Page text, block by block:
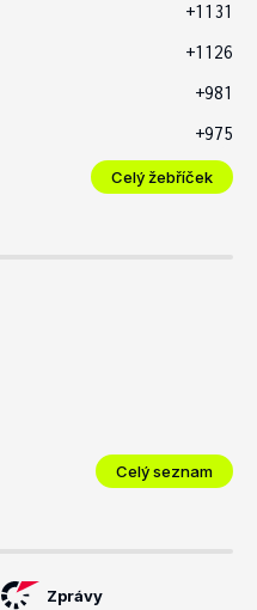
+1131
+1126
+981
+975
Celý žebříček
Celý seznam
Zprávy